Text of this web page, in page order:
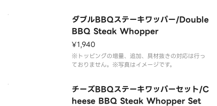
を防ぐため、フィルムには空気穴がございます。※
写真はイメージです。
ダブルBBQステーキワッパー/Double
BBQ Steak Whopper
¥1,940
※トッピングの増量、追加、具材抜きの対応は行っ
ておりません。※写真はイメージです。
チーズBBQステーキワッパーセット/C
heese BBQ Steak Whopper Set